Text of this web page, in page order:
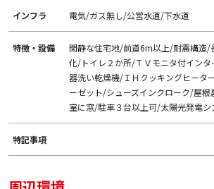
インフラ 電気/ガス無し/公営水道/下水道
特徴・設備
閑静な住宅地/前道6m以上/耐震構造/
化/トイレ２か所/ＴＶモニタ付イン
器洗い乾燥機/ＩＨクッキングヒータ
ーゼット/シューズインクローク/屋
室に窓/駐車３台以上可/太陽光発電
特記事項